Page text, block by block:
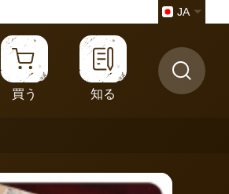
JA
買う 知る